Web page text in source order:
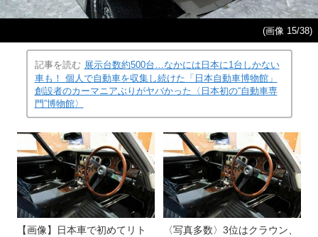
(画像 15/38)
記事を読む 展示台数約500台…なかには日本に1台しかない
車も！ 個人で自動車を収集し続けた「日本自動車博物館」
創設者のカーマニアぶりがヤバかった〈日本初の“自動車専
門”博物館〉
【画像】日本車で初めてリト
〈写真多数〉3位はクラウン、